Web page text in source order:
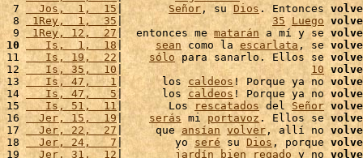
7
  Jos,  1,  15
| Señor , su Dios. Entonces
8
1Rey,  1,  35 | 35 Luego
9 1Rey, 12,  27 |  entonces me matarán a mí y se
10
   Is,  1,  18
| sean como la escarlata , se
11
   Is, 19,  22
| sólo para sanarlo. Ellos se
12
   Is, 35,  10
| 10
13
   Is, 47,   1
|      los caldeos! Porque ya no
14
   Is, 47,   5
|      los caldeos ! Porque ya no
15
   Is, 51,  11
|       Los rescatados del Señor
16
  Jer, 15,  19
| serás mi portavoz. Ellos se
17
  Jer, 22,  27
|     que ansían volver , allí no
18
  Jer, 24,   7
|        yo seré su Dios, porque
19
  Jer, 31,  12
| jardín bien regado y no